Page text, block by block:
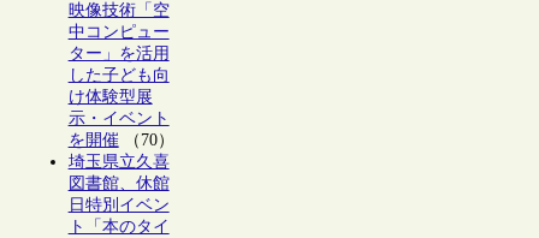
映像技術「空
中コンピュー
ター」を活用
した子ども向
け体験型展
示・イベント
を開催（70）
埼玉県立久喜
図書館、休館
日特別イベン
ト「本のタイ